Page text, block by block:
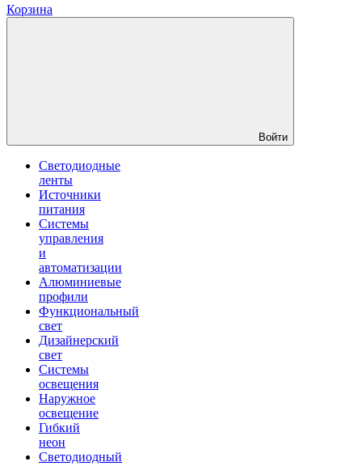
Корзина
Войти
Светодиодные
ленты
Источники
питания
Системы
управления
и
автоматизации
Алюминиевые
профили
Функциональный
свет
Дизайнерский
свет
Системы
освещения
Наружное
освещение
Гибкий
неон
Светодиодный